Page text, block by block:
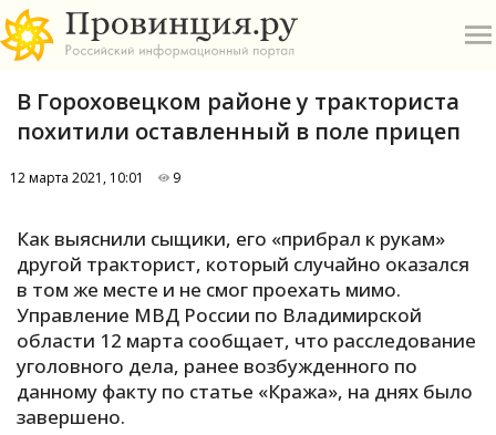
А
Б
О
П
В Гороховецком районе у тракториста
похитили оставленный в поле прицеп
12 марта 2021, 10:01 9
Как выяснили сыщики, его «прибрал к рукам»
другой тракторист, который случайно оказался
в том же месте и не смог проехать мимо.
Управление МВД России по Владимирской
области 12 марта сообщает, что расследование
уголовного дела, ранее возбужденного по
данному факту по статье «Кража», на днях было
завершено.